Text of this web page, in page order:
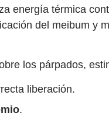
energía térmica
del meibum y
los párpados,
liberación.
.